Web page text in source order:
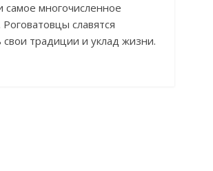
самое многочисленное
славятся
традиции и уклад жизни.